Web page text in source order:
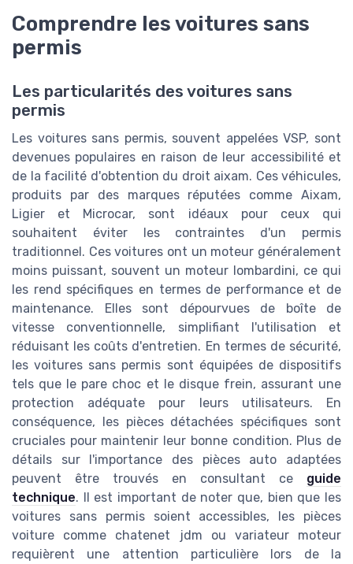
Comprendre les voitures sans
permis
Les particularités des voitures sans
permis
Les voitures sans permis, souvent appelées VSP, sont
devenues populaires en raison de leur accessibilité et
de la facilité d'obtention du droit aixam. Ces véhicules,
produits par des marques réputées comme Aixam,
Ligier et Microcar, sont idéaux pour ceux qui
souhaitent éviter les contraintes d'un permis
traditionnel. Ces voitures ont un moteur généralement
moins puissant, souvent un moteur lombardini, ce qui
les rend spécifiques en termes de performance et de
maintenance. Elles sont dépourvues de boîte de
vitesse conventionnelle, simplifiant l'utilisation et
réduisant les coûts d'entretien. En termes de sécurité,
les voitures sans permis sont équipées de dispositifs
tels que le pare choc et le disque frein, assurant une
protection adéquate pour leurs utilisateurs. En
conséquence, les pièces détachées spécifiques sont
cruciales pour maintenir leur bonne condition. Plus de
détails sur l'importance des pièces auto adaptées
peuvent être trouvés en consultant ce guide
technique. Il est important de noter que, bien que les
voitures sans permis soient accessibles, les pièces
voiture comme chatenet jdm ou variateur moteur
requièrent une attention particulière lors de la